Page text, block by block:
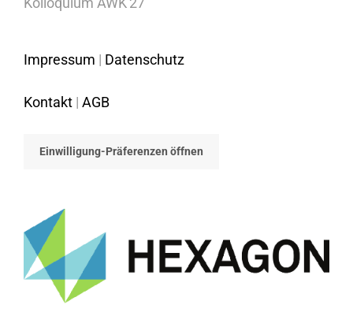
Impressum | Datenschutz
Kontakt | AGB
Einwilligung-Präferenzen öffnen